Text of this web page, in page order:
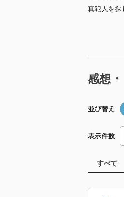
真犯人を探
感想
並び替え
表示件数
すべて